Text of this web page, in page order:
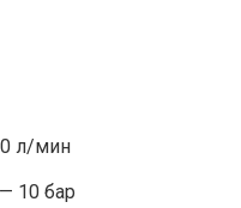
л/мин
10 бар